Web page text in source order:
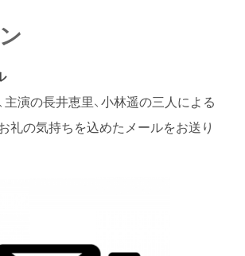
主演の長井恵里、小林遥の三人による
礼の気持ちを込めたメールをお送り